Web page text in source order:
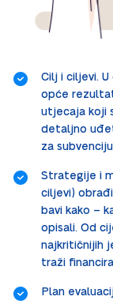
Cilj i ciljevi.
opće
utjecaja koji
detaljno
za
Strategije i
ciljevi)
bavi kako –
opisali. Od
najkritičnijih
traži
Plan